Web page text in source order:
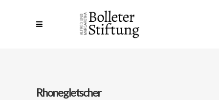
Rhonegletscher